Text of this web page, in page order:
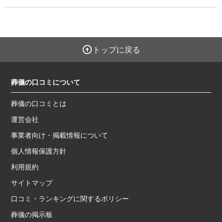
トップに戻る
葬儀の口コミについて
葬儀の口コミとは
運営会社
事業者向け・掲載情報について
個人情報保護方針
利用規約
サイトマップ
口コミ・ランキングに関するポリシー
葬儀の掲示板